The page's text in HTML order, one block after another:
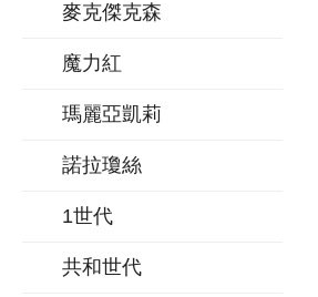
麥克傑克森
魔力紅
瑪麗亞凱莉
諾拉瓊絲
1世代
共和世代